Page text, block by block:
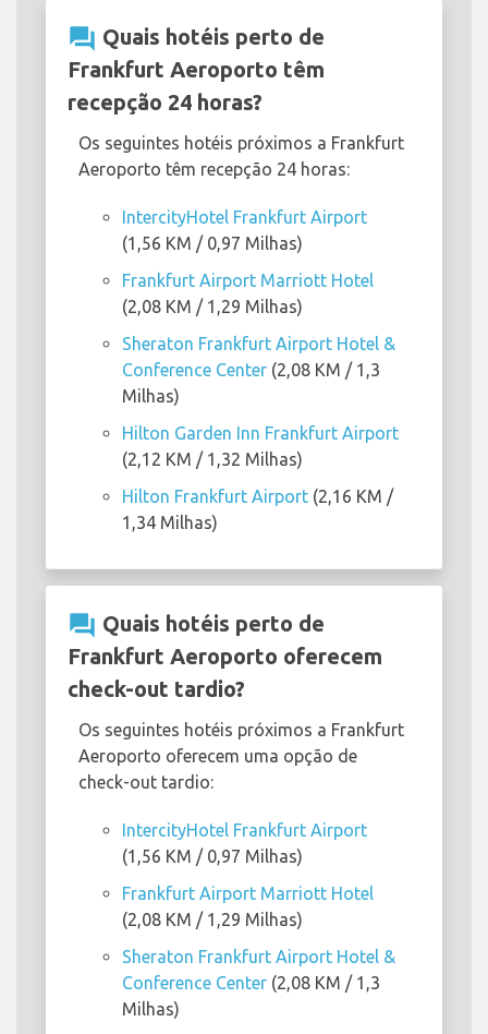
question_answer Quais hotéis perto de
Frankfurt Aeroporto têm
recepção 24 horas?
Os seguintes hotéis próximos a Frankfurt
Aeroporto têm recepção 24 horas:
IntercityHotel Frankfurt Airport
(1,56 KM / 0,97 Milhas)
Frankfurt Airport Marriott Hotel
(2,08 KM / 1,29 Milhas)
Sheraton Frankfurt Airport Hotel &
Conference Center (2,08 KM / 1,3
Milhas)
Hilton Garden Inn Frankfurt Airport
(2,12 KM / 1,32 Milhas)
Hilton Frankfurt Airport (2,16 KM /
1,34 Milhas)
question_answer Quais hotéis perto de
Frankfurt Aeroporto oferecem
check-out tardio?
Os seguintes hotéis próximos a Frankfurt
Aeroporto oferecem uma opção de
check-out tardio:
IntercityHotel Frankfurt Airport
(1,56 KM / 0,97 Milhas)
Frankfurt Airport Marriott Hotel
(2,08 KM / 1,29 Milhas)
Sheraton Frankfurt Airport Hotel &
Conference Center (2,08 KM / 1,3
Milhas)